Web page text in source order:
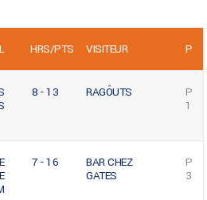
HRS/PTS VISITEUR P
8 - 13 RAGÔUTS
P
1
7 - 16
BAR CHEZ
GATES
P
3